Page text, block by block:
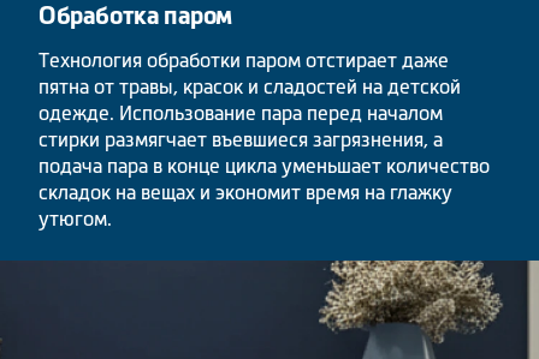
Обработка паром
Технология обработки паром отстирает даже
пятна от травы, красок и сладостей на детской
одежде. Использование пара перед началом
стирки размягчает въевшиеся загрязнения, а
подача пара в конце цикла уменьшает количество
складок на вещах и экономит время на глажку
утюгом.